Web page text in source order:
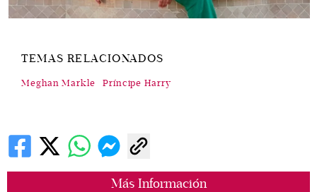
Más Información
TEMAS RELACIONADOS
Meghan Markle Príncipe Harry